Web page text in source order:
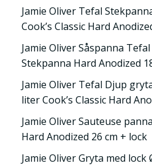
Jamie Oliver Tefal
Cook’s Classic Hard
Jamie Oliver Såspanna Tefal
Stekpanna Hard Anodized
Jamie Oliver Tefal Djup
liter Cook’s Classic Hard
Jamie Oliver Sauteuse
Hard Anodized 26 cm + lock
Jamie Oliver Gryta med